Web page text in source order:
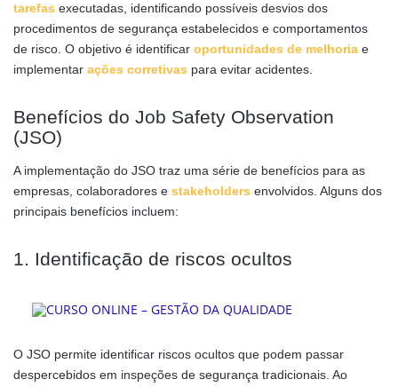
tarefas executadas, identificando possíveis desvios dos
procedimentos de segurança estabelecidos e comportamentos
de risco. O objetivo é identificar oportunidades de melhoria e
implementar ações corretivas para evitar acidentes.
Benefícios do Job Safety Observation
(JSO)
A implementação do JSO traz uma série de benefícios para as
empresas, colaboradores e stakeholders envolvidos. Alguns dos
principais benefícios incluem:
1. Identificação de riscos ocultos
O JSO permite identificar riscos ocultos que podem passar
despercebidos em inspeções de segurança tradicionais. Ao